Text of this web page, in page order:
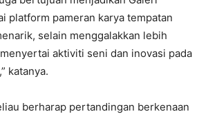
platform pameran karya tempatan
selain menggalakkan lebih
aktiviti seni dan inovasi pada
katanya.
berharap pertandingan berkenaan